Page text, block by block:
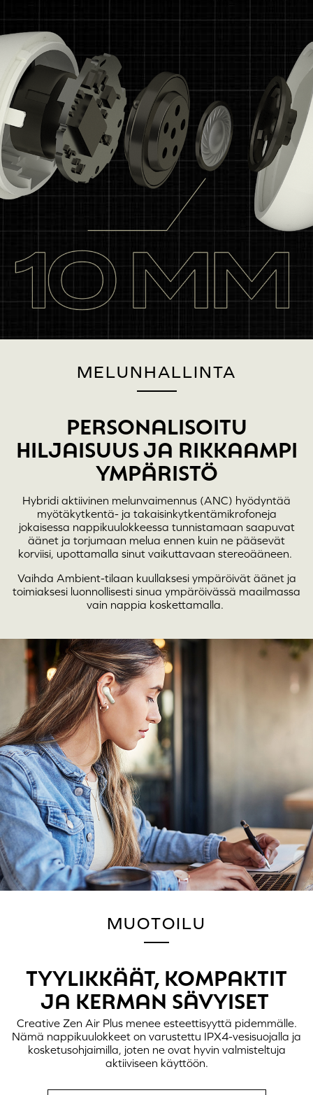
Tasainen sininen
MELUNHALLINTA
PERSONALISOITU
HILJAISUUS JA RIKKAAMPI
YMPÄRISTÖ
Hybridi aktiivinen melunvaimennus (ANC) hyödyntää
myötäkytkentä- ja takaisinkytkentämikrofoneja
jokaisessa nappikuulokkeessa tunnistamaan saapuvat
äänet ja torjumaan melua ennen kuin ne pääsevät
korviisi, upottamalla sinut vaikuttavaan stereoääneen.
Vaihda Ambient-tilaan kuullaksesi ympäröivät äänet ja
toimiaksesi luonnollisesti sinua ympäröivässä maailmassa
vain nappia koskettamalla.
MUOTOILU
TYYLIKKÄÄT, KOMPAKTIT
JA KERMAN SÄVYISET
Creative Zen Air Plusmenee esteettisyyttä pidemmälle.
Nämä nappikuulokkeet on varustettu IPX4-vesisuojalla ja
kosketusohjaimilla, joten ne ovat hyvin valmisteltuja
aktiiviseen käyttöön.